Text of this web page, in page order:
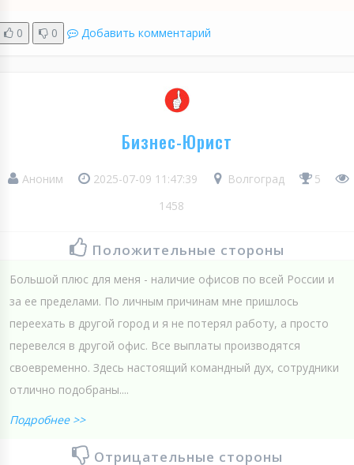
0 0 Добавить комментарий
Бизнес-Юрист
Аноним 2025-07-09 11:47:39 Волгоград
5
1458
Положительные стороны
Большой плюс для меня - наличие офисов по всей России и
за ее пределами. По личным причинам мне пришлось
переехать в другой город и я не потерял работу, а просто
перевелся в другой офис. Все выплаты производятся
своевременно. Здесь настоящий командный дух, сотрудники
отлично подобраны....
Подробнее >>
Отрицательные стороны